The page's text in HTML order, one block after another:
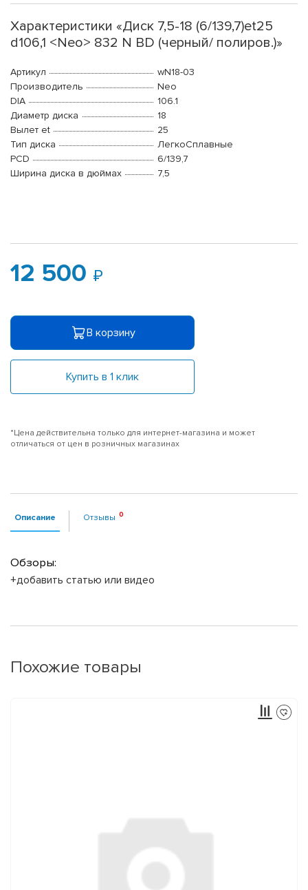
Характеристики «Диск 7,5-18 (6/139,7)et25
d106,1 <Neo> 832 N BD (черный/ полиров.)»
Артикул
wN18-03
Производитель
Neo
DIA
106.1
Диаметр диска
18
Вылет et
25
Тип диска
ЛегкоСплавные
PCD
6/139,7
Ширина диска в дюймах
7,5
12 500
В корзину
Купить в 1 клик
*Цена действительна только для интернет-магазина и может
отличаться от цен в розничных магазинах
Описание Отзывы
Обзоры:
+добавить статью или видео
Похожие товары